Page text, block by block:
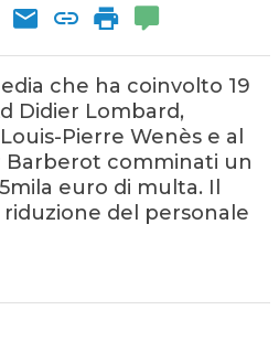
che ha coinvolto 19
Didier Lombard,
Pierre Wenès e al
Barberot comminati un
euro di multa. Il
del personale